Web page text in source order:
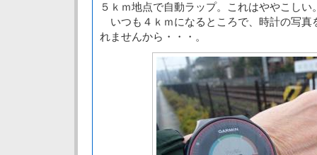
５ｋｍ地点で自動ラップ。これはややこしい
いつも４ｋｍになるところで、時計の写真
れませんから・・・。